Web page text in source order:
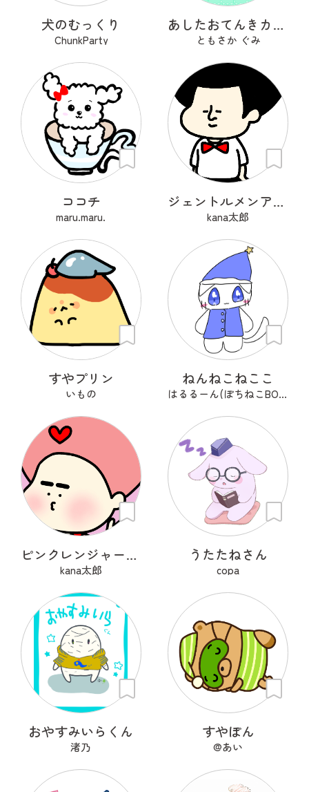
犬のむっくり
ChunkParty
あしたおてんきカモメ
ともさか ぐみ
ココチ
maru.maru.
ジェントルメンアフロ🦱
kana太郎
すやプリン
いもの
ねんねこねここ
はるるーん(ぽちねこBOOKS)
ピンクレンジャーアフロ🩷
kana太郎
うたたねさん
copa
おやすみいらくん
渚乃
すやぽん
@あい